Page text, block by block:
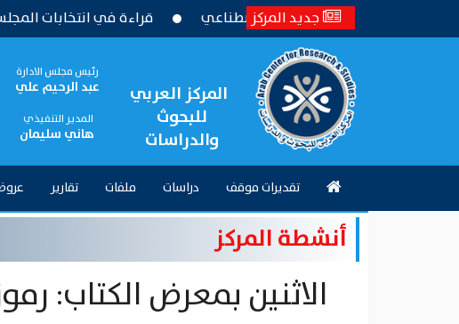
جديد المركز قراءة في انتخابات المجلس باستخدام الذكاء الاصطناعي
المركز العربي
للبحوث
والدراسات
رئيس مجلس الادارة
عبد الرحيم علي
المدير التنفيذي
هاني سليمان
تقديرات موقف دراسات ملفات تقارير
أنشطة المركز
الاثنين بمعرض الكتاب: